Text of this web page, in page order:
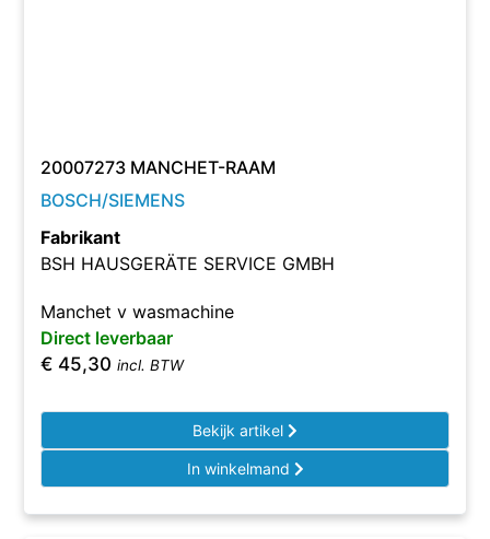
20007273 MANCHET-RAAM
BOSCH/SIEMENS
Fabrikant
BSH HAUSGERÄTE SERVICE GMBH
Manchet v wasmachine
Direct leverbaar
€ 45,30 incl. BTW
Bekijk artikel
In winkelmand